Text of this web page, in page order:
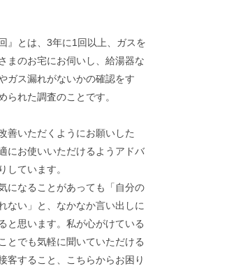
』とは、3年に1回以上、ガスを
まのお宅にお伺いし、給湯器な
ガス漏れがないかの確認をす
られた調査のことです。
善いただくようにお願いした
にお使いいただけるようアドバ
しています。
になることがあっても「自分の
ない」と、なかなか言い出しに
と思います。私が心がけている
とでも気軽に聞いていただける
客すること、こちらからお困り